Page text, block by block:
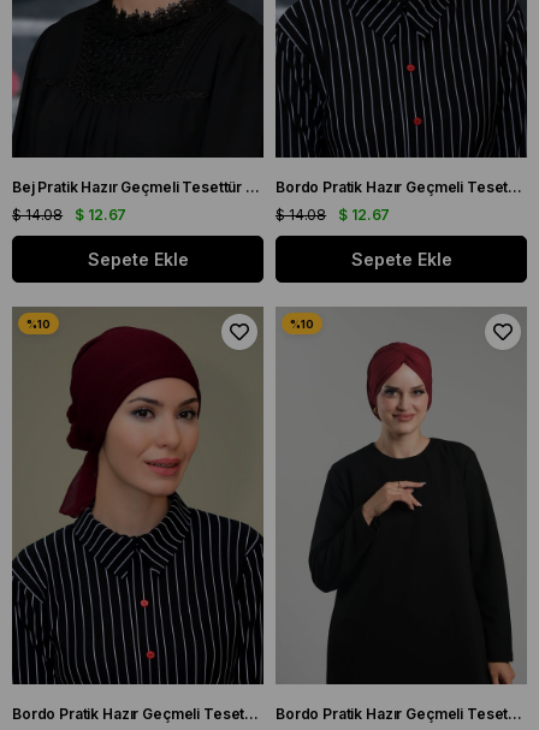
Bej Pratik Hazır Geçmeli Tesettür Bone Sandy Kumaş Taçlı Büzgülü 1208_12
$ 12.67
$ 14.08
Sepete Ekle
Bordo Pratik Hazır Geçmeli Tesettür Bone Sandy Kumaş Taçlı Büzgülü 1208_16
$ 12.67
$ 14.08
Sepete Ekle
Bordo Pratik Hazır Geçmeli Tesettür Bone Petekli Güllü 1201_16
Bordo Pratik Hazır Geçmeli Tesettür Bone Sandy Büzgülü Salaş 2119_16